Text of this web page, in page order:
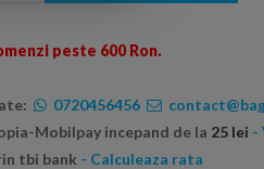
peste 600 Ron.
0720456456
Mobilpay incepand de la 25 lei -
tbi bank - Calculeaza rata